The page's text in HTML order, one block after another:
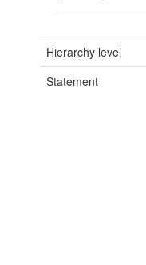
Hierarchy level
Statement